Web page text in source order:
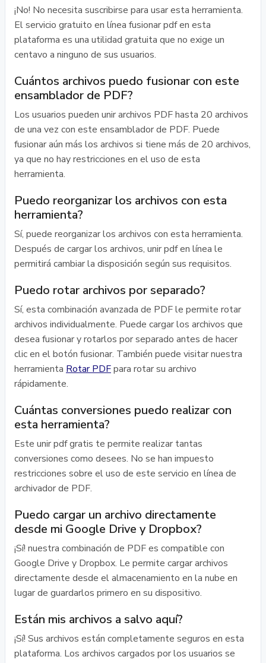
¡No! No necesita suscribirse para usar esta herramienta.
El servicio gratuito en línea fusionar pdf en esta
plataforma es una utilidad gratuita que no exige un
centavo a ninguno de sus usuarios.
Cuántos archivos puedo fusionar con este
ensamblador de PDF?
Los usuarios pueden unir archivos PDF hasta 20 archivos
de una vez con este ensamblador de PDF. Puede
fusionar aún más los archivos si tiene más de 20 archivos,
ya que no hay restricciones en el uso de esta
herramienta.
Puedo reorganizar los archivos con esta
herramienta?
Sí, puede reorganizar los archivos con esta herramienta.
Después de cargar los archivos, unir pdf en línea le
permitirá cambiar la disposición según sus requisitos.
Puedo rotar archivos por separado?
Sí, esta combinación avanzada de PDF le permite rotar
archivos individualmente. Puede cargar los archivos que
desea fusionar y rotarlos por separado antes de hacer
clic en el botón fusionar. También puede visitar nuestra
herramienta Rotar PDFpara rotar su archivo
rápidamente.
Cuántas conversiones puedo realizar con
esta herramienta?
Este unir pdf gratis te permite realizar tantas
conversiones como desees. No se han impuesto
restricciones sobre el uso de este servicio en línea de
archivador de PDF.
Puedo cargar un archivo directamente
desde mi Google Drive y Dropbox?
¡Sí! nuestra combinación de PDF es compatible con
Google Drive y Dropbox. Le permite cargar archivos
directamente desde el almacenamiento en la nube en
lugar de guardarlos primero en su dispositivo.
Están mis archivos a salvo aquí?
¡Sí! Sus archivos están completamente seguros en esta
plataforma. Los archivos cargados por los usuarios se